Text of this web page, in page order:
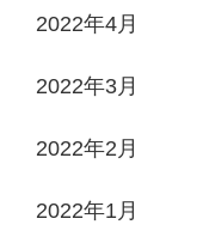
2022年4月
2022年3月
2022年2月
2022年1月